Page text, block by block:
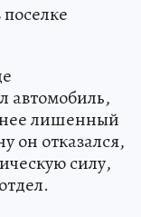
автомобиль,
лишенный
он отказался,
силу,